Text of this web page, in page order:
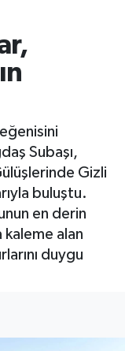
Subaşı,
Gizli
buluştu.
en derin
kaleme alan
duygu